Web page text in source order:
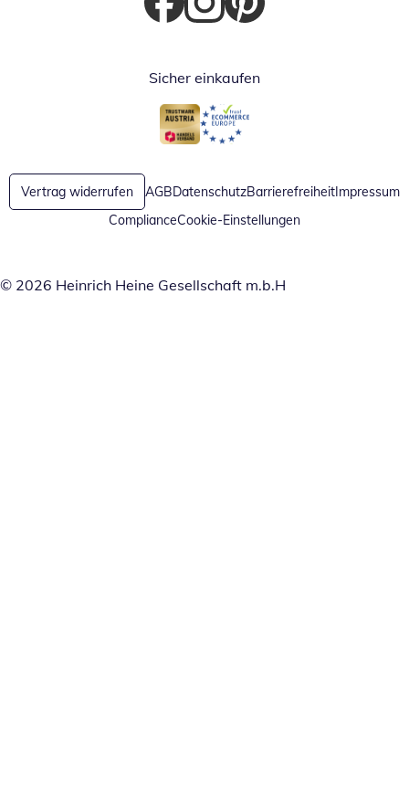
Öffnet in neuem Fenster
Öffnet in neuem Fenster
Öffnet in neuem Fenster
Sicher einkaufen
Öffnet in neuem Fenster
Öffnet in neuem Fenster
Vertrag widerrufen AGBDatenschutzBarrierefreiheitImpressum
ComplianceCookie-Einstellungen
© 2026 Heinrich Heine Gesellschaft m.b.H